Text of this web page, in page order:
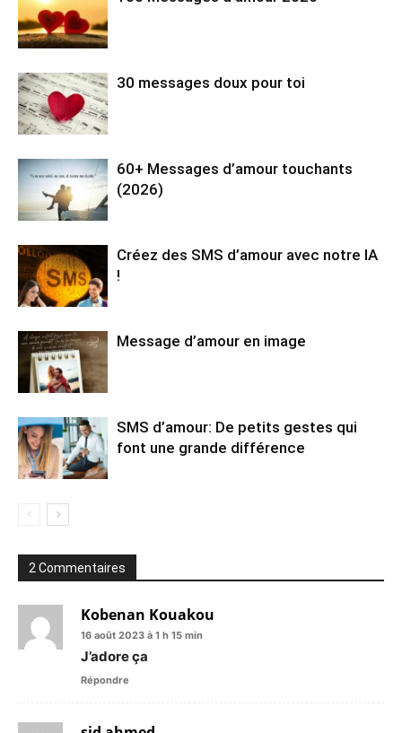
30 messages doux pour toi
60+ Messages d’amour touchants
(2026)
Créez des SMS d’amour avec notre IA
!
Message d’amour en image
SMS d’amour: De petits gestes qui
font une grande différence
2 Commentaires
Kobenan Kouakou
16 août 2023 à 1 h 15 min
J’adore ça
Répondre